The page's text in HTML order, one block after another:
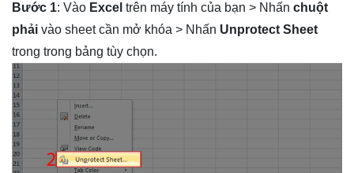
Bước 1: Vào Excel trên máy tính của bạn > Nhấn chuột
phải vào sheet cần mở khóa > Nhấn Unprotect Sheet
trong trong bảng tùy chọn.